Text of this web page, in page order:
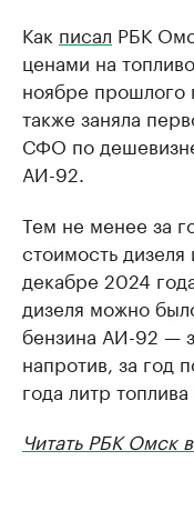
Как писал РБК
ценами на
ноябре прошлого
также заняла
СФО по
АИ-92.
Тем не менее за
стоимость
декабре 2024
дизеля можно
бензина АИ-92 —
напротив, за год
года литр
Читать РБК Омск